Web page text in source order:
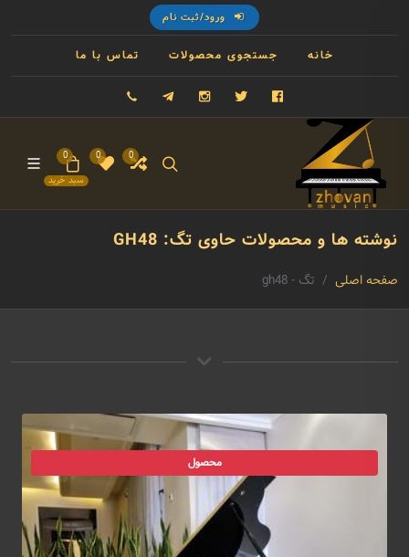
ورود/ثبت نام
خانه جستجوی محصولات تماس با ما
فیسبوک توییتر اینستاگرام تلگرام
0
0
سبد خرید
0
نوشته ها و محصولات حاوی تگ: GH48
صفحه اصلی تگ - gh48
محصول